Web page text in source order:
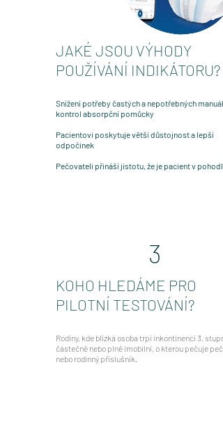
JAKÉ JSOU VÝHODY
POUŽÍVÁNÍ INDIKÁTORU?
Snížení potřeby častých a nepotřebných
kontrol absorpční pomůcky
Pacientovi poskytuje větší důstojnost a lepší
odpočinek
Pečovateli přináší jistotu, že je pacient v pohodlí
3
KOHO HLEDÁME PRO
PILOTNÍ TESTOVÁNÍ?
Rodiny, kde blízká osoba trpí inkontinencí 3.
částečně nebo plně imobilní, o kterou pečuje
nebo rodinný příslušník.